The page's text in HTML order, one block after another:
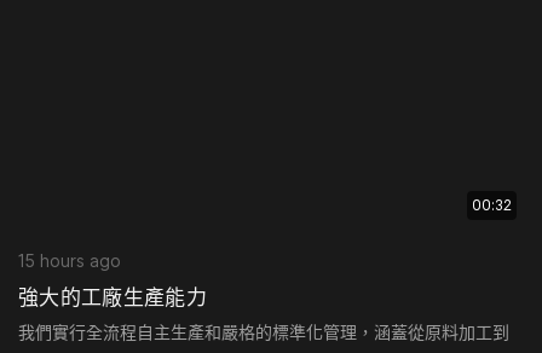
00:32
15 hours ago
強大的工廠生產能力
我們實行全流程自主生產和嚴格的標準化管理，涵蓋從原料加工到